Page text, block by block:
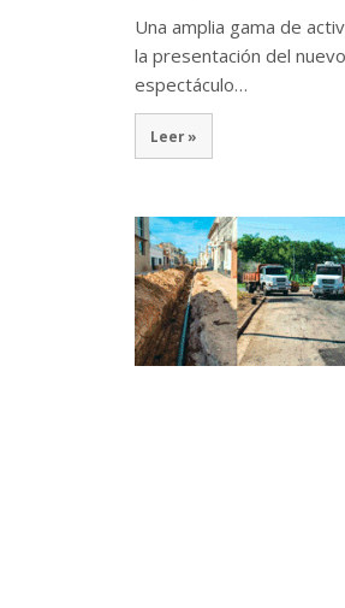
Una amplia gama de
la presentación del
espectáculo…
Leer »